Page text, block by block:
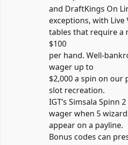
and DraftKings On
exceptions, with Live
tables that require a
$100
per hand. Well-
wager up to
$2,000 a spin on our
slot recreation.
IGT’s Simsala Spinn
wager when 5
appear on a payline.
Bonus codes can